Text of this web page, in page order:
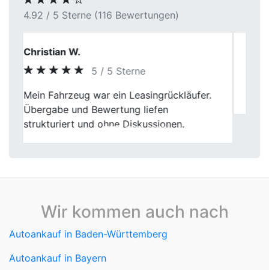
4.92 / 5 Sterne (116 Bewertungen)
Daniela S.
5 / 5 Sterne
Alles top.
Wir kommen auch nach
Autoankauf in Baden-Württemberg
Autoankauf in Bayern
Autoankauf in Berlin